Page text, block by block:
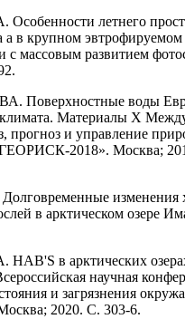
летнего
а в крупном эвтрофируемом
с массовым развитием
Поверхностные воды
Материалы X
прогноз и управление
ГЕОРИСК-2018». Москва;
изменения
в арктическом озере
в арктических
научная
и загрязнения
2020. С. 303-6.